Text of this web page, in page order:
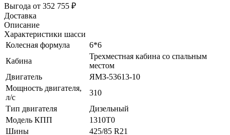
Выгода от 352 755 ₽
Доставка
Описание
Характеристики шасси
Колесная формула
6*6
Кабина
Трехместная кабина со спальным
местом
Двигатель
ЯМЗ-53613-10
Мощность двигателя,
л/с
310
Тип двигателя
Дизельный
Модель КПП
1310T0
Шины
425/85 R21